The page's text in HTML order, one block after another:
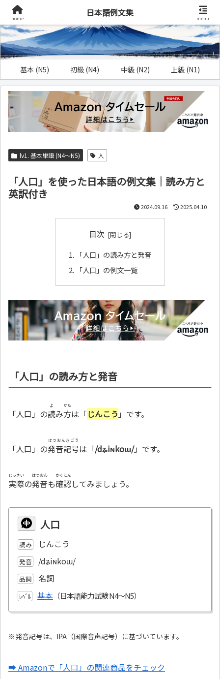
基本 (N5) 初級 (N4) 中級 (N2) 上級 (N1)
lv1. 基本単語 (N4～N5) 人
「人口」を使った日本語の例文集｜読み方と
英訳付き
2024.09.16 2025.04.10
目次
「人口」の読み方と発音
「人口」の例文一覧
「人口」の読み方と発音
「人口」の読
よ
み方
かた
は「じんこう 」です。
「人口」の発音記号
はつおんきごう
は「/dʑiɴkoɯ/」です。
実際
じっさい
の発音
はつおん
も確認
かくにん
してみましょう。
人口
読み じんこう
発音 /dʑiɴkoɯ/
品詞 名詞
ﾚﾍﾞﾙ 基本
※発音記号は、IPA（国際音声記号）に基づいています。
➡ Amazonで「人口」の関連商品をチェック
home
日本語例文集
menu